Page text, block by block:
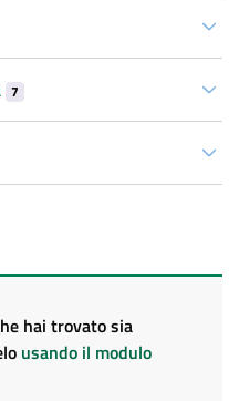
7
hai trovato sia
usando il modulo